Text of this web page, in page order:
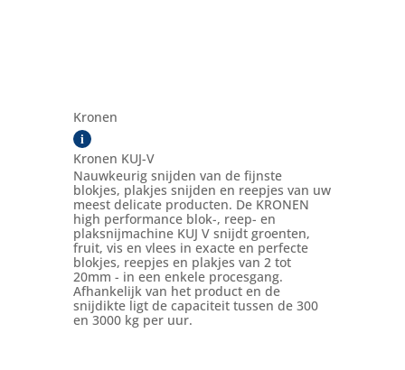
Kronen
i
Kronen KUJ-V
Nauwkeurig snijden van de fijnste
blokjes, plakjes snijden en reepjes van uw
meest delicate producten. De KRONEN
high performance blok-, reep- en
plaksnijmachine KUJ V snijdt groenten,
fruit, vis en vlees in exacte en perfecte
blokjes, reepjes en plakjes van 2 tot
20mm - in een enkele procesgang.
Afhankelijk van het product en de
snijdikte ligt de capaciteit tussen de 300
en 3000 kg per uur.